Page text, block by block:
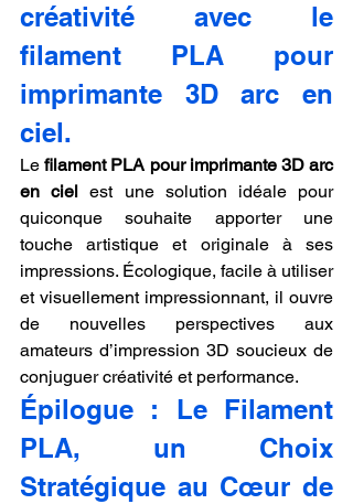
créativité avec le
filament PLA pour
imprimante 3D arc en
ciel.
Le filament PLA pour imprimante 3D arc
en ciel est une solution idéale pour
quiconque souhaite apporter une
touche artistique et originale à ses
impressions. Écologique, facile à utiliser
et visuellement impressionnant, il ouvre
de nouvelles perspectives aux
amateurs d’impression 3D soucieux de
conjuguer créativité et performance.
Épilogue : Le Filament
PLA, un Choix
Stratégique au Cœur de